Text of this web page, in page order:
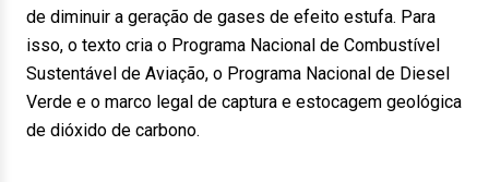
de diminuir a geração de gases de efeito estufa. Para
isso, o texto cria o Programa Nacional de Combustível
Sustentável de Aviação, o Programa Nacional de Diesel
Verde e o marco legal de captura e estocagem geológica
de dióxido de carbono.